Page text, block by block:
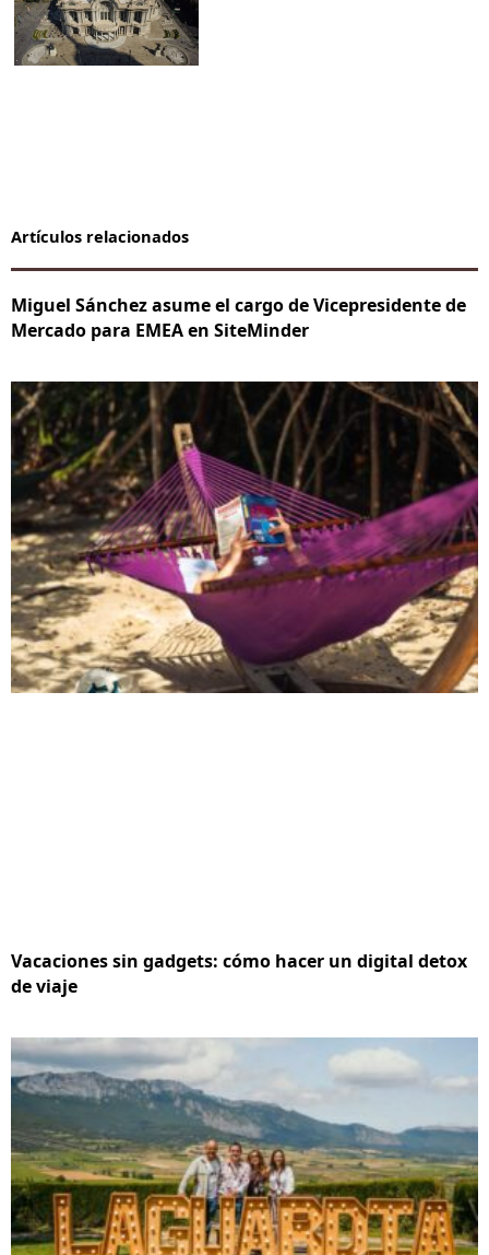
Artículos relacionados
Miguel Sánchez asume el cargo de Vicepresidente de
Mercado para EMEA en SiteMinder
Vacaciones sin gadgets: cómo hacer un digital detox
de viaje